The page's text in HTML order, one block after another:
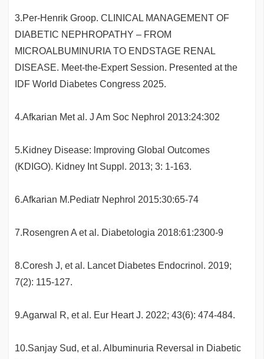
3.Per-Henrik Groop. CLINICAL MANAGEMENT OF
DIABETIC NEPHROPATHY – FROM
MICROALBUMINURIA TO ENDSTAGE RENAL
DISEASE. Meet-the-Expert Session. Presented at the
IDF World Diabetes Congress 2025.
4.Afkarian Met al. J Am Soc Nephrol 2013:24:302
5.Kidney Disease: lmproving Global Outcomes
(KDIGO). Kidney Int Suppl. 2013; 3: 1-163.
6.Afkarian M.Pediatr Nephrol 2015:30:65-74
7.Rosengren A et al. Diabetologia 2018:61:2300-9
8.Coresh J, et al. Lancet Diabetes Endocrinol. 2019;
7(2): 115-127.
9.Agarwal R, et al. Eur Heart J. 2022; 43(6): 474-484.
10.Sanjay Sud, et al. Albuminuria Reversal in Diabetic